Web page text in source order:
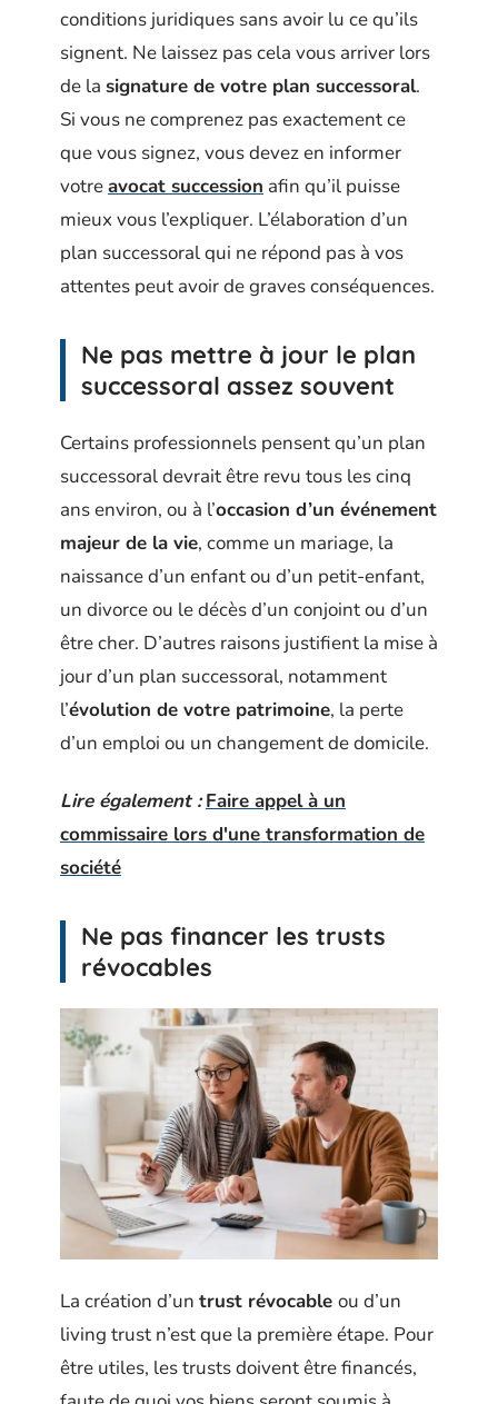
conditions juridiques sans avoir lu ce qu’ils
signent. Ne laissez pas cela vous arriver lors
de la signature de votre plan successoral.
Si vous ne comprenez pas exactement ce
que vous signez, vous devez en informer
votreavocat succession afin qu’il puisse
mieux vous l’expliquer. L’élaboration d’un
plan successoral qui ne répond pas à vos
attentes peut avoir de graves conséquences.
Ne pas mettre à jour le plan
successoral assez souvent
Certains professionnels pensent qu’un plan
successoral devrait être revu tous les cinq
ans environ, ou à l’occasion d’un événement
majeur de la vie, comme un mariage, la
naissance d’un enfant ou d’un petit-enfant,
un divorce ou le décès d’un conjoint ou d’un
être cher. D’autres raisons justifient la mise à
jour d’un plan successoral, notamment
l’évolution de votre patrimoine, la perte
d’un emploi ou un changement de domicile.
Lire également : Faire appel à un
commissaire lors d'une transformation de
société
Ne pas financer les trusts
révocables
La création d’un trust révocable ou d’un
living trust n’est que la première étape. Pour
être utiles, les trusts doivent être financés,